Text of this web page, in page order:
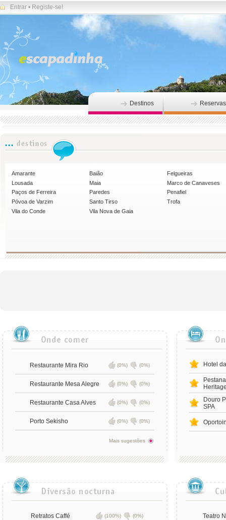
Entrar • Registe-se!
Destinos Reservas
Amarante Baião
Felgueiras
Lousada
Maia
Marco de Canaveses
Paços de Ferreira
Paredes
Penafiel
Póvoa de Varzim
Santo Tirso
Trofa
Vila do Conde
Vila Nova de Gaia
Restaurante Mira Rio (0%) (0%)
Restaurante Mesa Alegre (0%) (0%)
Restaurante Casa Alves (0%) (0%)
Porto Sekisho (0%) (0%)
Mais sugestões
Hotel
Douro
SPA
Retratos Caffé (100%) (0%) Teatro